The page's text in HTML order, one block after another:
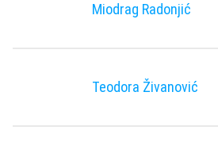
Miodrag Radonjić
Teodora Živanović